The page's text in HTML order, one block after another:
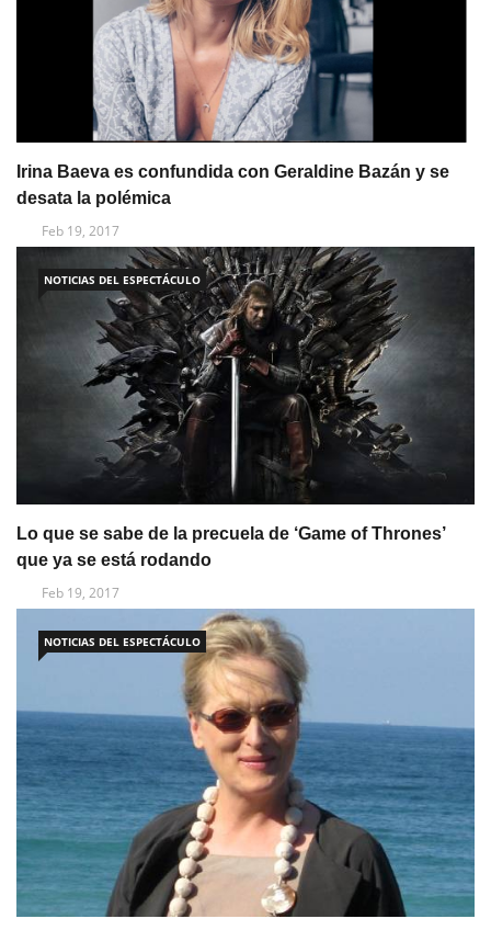
Irina Baeva es confundida con Geraldine Bazán y se
desata la polémica
Feb 19, 2017
NOTICIAS DEL ESPECTÁCULO
Lo que se sabe de la precuela de ‘Game of Thrones’
que ya se está rodando
Feb 19, 2017
NOTICIAS DEL ESPECTÁCULO